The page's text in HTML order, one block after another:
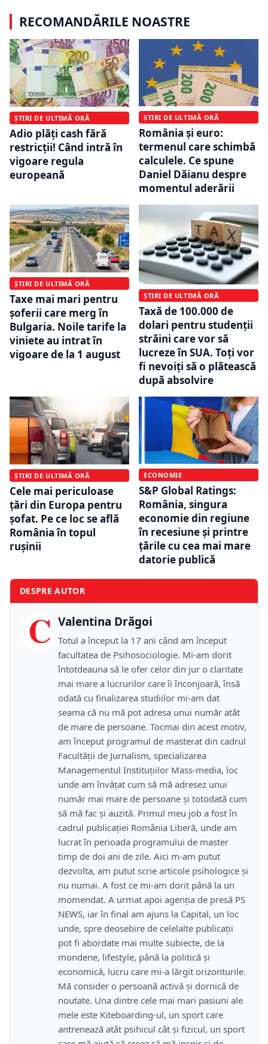
RECOMANDĂRILE NOASTRE
ȘTIRI DE ULTIMĂ ORĂ
Adio plăți cash fără
restricții! Când intră în
vigoare regula
europeană
ȘTIRI DE ULTIMĂ ORĂ
România și euro:
termenul care schimbă
calculele. Ce spune
Daniel Dăianu despre
momentul aderării
ȘTIRI DE ULTIMĂ ORĂ
Taxe mai mari pentru
șoferii care merg în
Bulgaria. Noile tarife la
viniete au intrat în
vigoare de la 1 august
ȘTIRI DE ULTIMĂ ORĂ
Taxă de 100.000 de
dolari pentru studenții
străini care vor să
lucreze în SUA. Toți vor
fi nevoiți să o plătească
după absolvire
ȘTIRI DE ULTIMĂ ORĂ
Cele mai periculoase
țări din Europa pentru
șofat. Pe ce loc se află
România în topul
rușinii
ECONOMIE
S&P Global Ratings:
România, singura
economie din regiune
în recesiune și printre
țările cu cea mai mare
datorie publică
DESPRE AUTOR
C Valentina Drăgoi
Totul a început la 17 ani când am început
facultatea de Psihosociologie. Mi-am dorit
întotdeauna să le ofer celor din jur o claritate
mai mare a lucrurilor care îi înconjoară, însă
odată cu finalizarea studiilor mi-am dat
seama că nu mă pot adresa unui număr atât
de mare de persoane. Tocmai din acest motiv,
am început programul de masterat din cadrul
Facultății de Jurnalism, specializarea
Managementul Instituțiilor Mass-media, loc
unde am învățat cum să mă adresez unui
număr mai mare de persoane și totodată cum
să mă fac și auzită. Primul meu job a fost în
cadrul publicației România Liberă, unde am
lucrat în perioada programului de master
timp de doi ani de zile. Aici m-am putut
dezvolta, am putut scrie articole psihologice și
nu numai. A fost ce mi-am dorit până la un
momendat. A urmat apoi agenția de presă PS
NEWS, iar în final am ajuns la Capital, un loc
unde, spre deosebire de celelalte publicații
pot fi abordate mai multe subiecte, de la
mondene, lifestyle, până la politică și
economică, lucru care mi-a lărgit orizonturile.
Mă consider o persoană activă și dornică de
noutate. Una dintre cele mai mari pasiuni ale
mele este Kiteboarding-ul, un sport care
antrenează atât psihicul cât și fizicul, un sport